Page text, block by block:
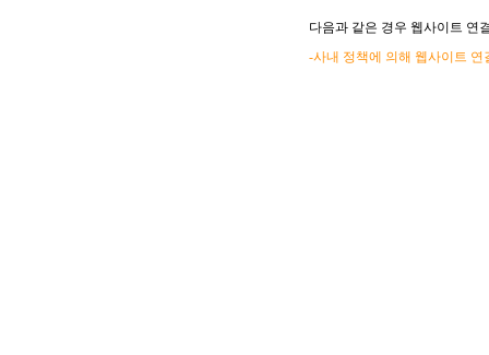
다음과 같은 경우 웹사이트 연
-사내 정책에 의해 웹사이트